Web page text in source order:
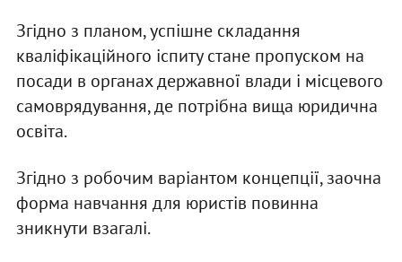
Згідно з планом, успішне складання
кваліфікаційного іспиту стане пропуском на
посади в органах державної влади і місцевого
самоврядування, де потрібна вища юридична
освіта.
Згідно з робочим варіантом концепції, заочна
форма навчання для юристів повинна
зникнути взагалі.